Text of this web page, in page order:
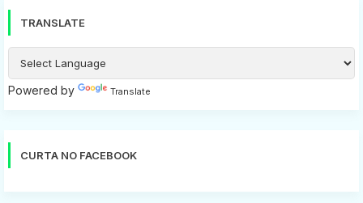
TRANSLATE
Powered by Translate
CURTA NO FACEBOOK